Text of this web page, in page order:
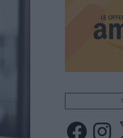
Facebook Instagram